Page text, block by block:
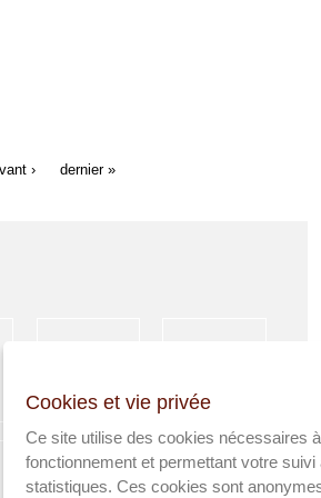
› dernier »
HÉBERGEMENT
ACTIVITÉS
SPORTIVES
Cookies et vie privée
Ce site utilise des cookies nécessaires
fonctionnement et permettant votre suivi
statistiques. Ces cookies sont